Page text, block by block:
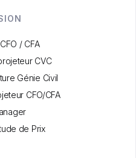
/ CFA
CVC
Génie Civil
CFO/CFA
de Prix